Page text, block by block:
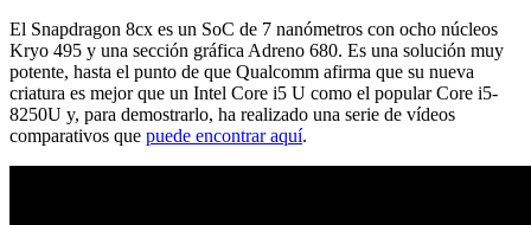
El Snapdragon 8cx es un SoC de 7 nanómetros con ocho núcleos
Kryo 495 y una sección gráfica Adreno 680. Es una solución muy
potente, hasta el punto de que Qualcomm afirma que su nueva
criatura es mejor que un Intel Core i5 U como el popular Core i5-
8250U y, para demostrarlo, ha realizado una serie de vídeos
comparativos que puede encontrar aquí.